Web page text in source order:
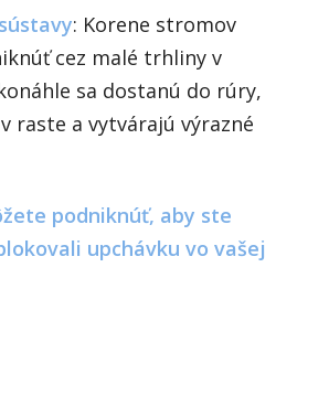
: Korene stromov
cez malé trhliny v
sa dostanú do rúry,
raste a vytvárajú výrazné
podniknúť, aby ste
upchávku vo vašej